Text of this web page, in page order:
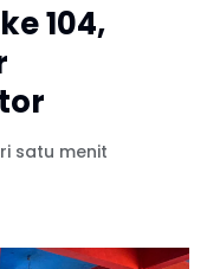
104,
satu menit